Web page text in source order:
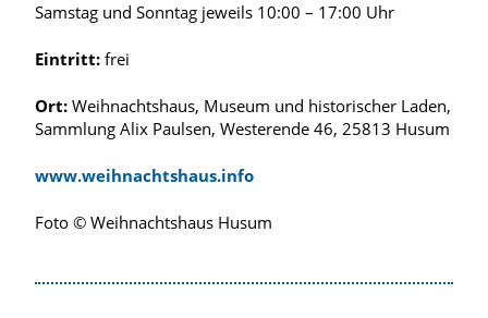
Samstag und Sonntag jeweils 10:00 – 17:00 Uhr
Eintritt: frei
Ort: Weihnachtshaus, Museum und historischer Laden,
Sammlung Alix Paulsen, Westerende 46, 25813 Husum
www.weihnachtshaus.info
Foto © Weihnachtshaus Husum